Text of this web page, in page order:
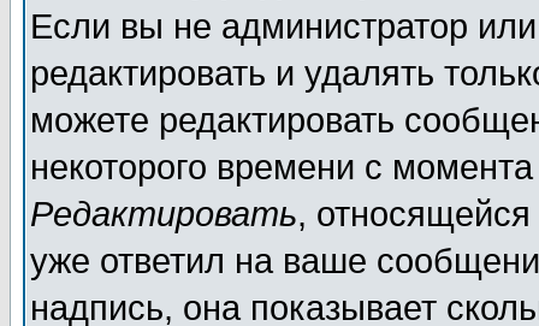
Если вы не администратор
редактировать и удалять
можете редактировать
некоторого времени с
Редактировать,
уже ответил на ваше
надпись, она показывает